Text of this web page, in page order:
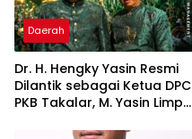
Daerah
Dr. H. Hengky Yasin Resmi
Dilantik sebagai Ketua DPC
PKB Takalar, M. Yasin Limpo